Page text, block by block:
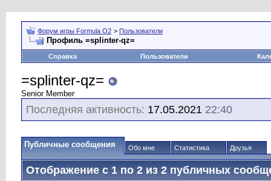
Форум игры Formula O2 > Пользователи
Профиль =splinter-qz=
Справка Пользователи
=splinter-qz=
Senior Member
Последняя активность: 17.05.2021 22:40
Публичные сообщения Обо мне Статистика Друзья
Отображение с 1 по 2 из 2 публичных